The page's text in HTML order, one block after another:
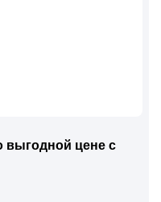
выгодной цене с